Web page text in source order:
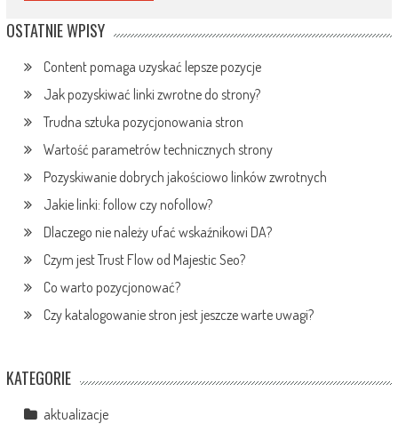
OSTATNIE WPISY
Content pomaga uzyskać lepsze pozycje
Jak pozyskiwać linki zwrotne do strony?
Trudna sztuka pozycjonowania stron
Wartość parametrów technicznych strony
Pozyskiwanie dobrych jakościowo linków zwrotnych
Jakie linki: follow czy nofollow?
Dlaczego nie należy ufać wskaźnikowi DA?
Czym jest Trust Flow od Majestic Seo?
Co warto pozycjonować?
Czy katalogowanie stron jest jeszcze warte uwagi?
KATEGORIE
aktualizacje